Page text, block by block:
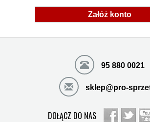
Załóż konto
95 880 0021
sklep@pro-
DOŁĄCZ DO NAS